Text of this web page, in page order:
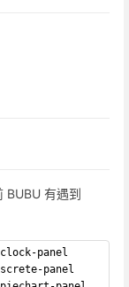
BUBU 有遇到
panel
panel